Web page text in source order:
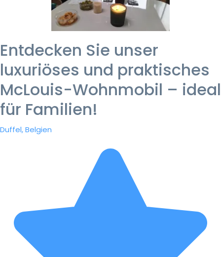
Entdecken Sie unser
luxuriöses und praktisches
McLouis-Wohnmobil – ideal
für Familien!
Duffel, Belgien